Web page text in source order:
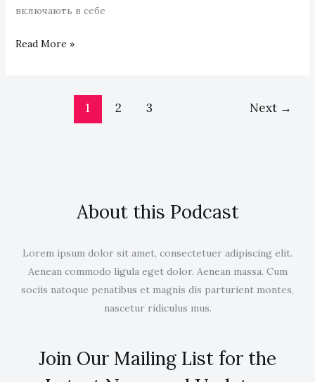
включають в себе
Інвестиції
Read More »
1 2 3 Next →
About this Podcast
Lorem ipsum dolor sit amet, consectetuer adipiscing elit.
Aenean commodo ligula eget dolor. Aenean massa. Cum
sociis natoque penatibus et magnis dis parturient montes,
nascetur ridiculus mus.
Join Our Mailing List for the